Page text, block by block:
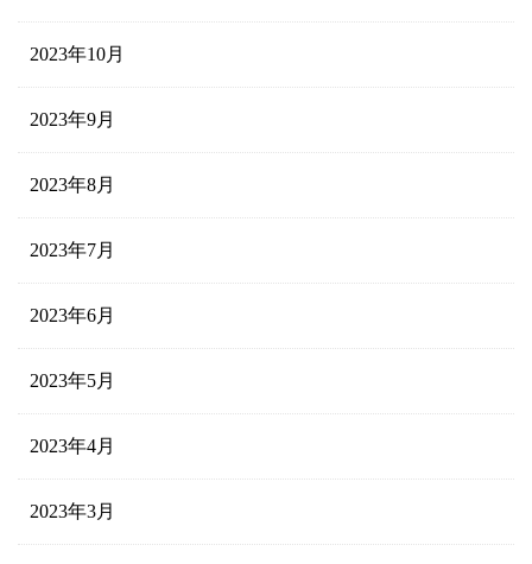
2023年10月
2023年9月
2023年8月
2023年7月
2023年6月
2023年5月
2023年4月
2023年3月